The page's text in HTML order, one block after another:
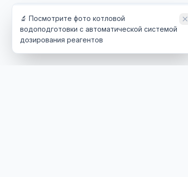
🔬 Посмотрите фото котловой
водоподготовки с автоматической системой
дозирования реагентов